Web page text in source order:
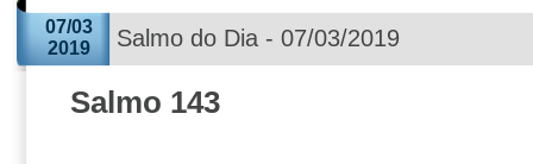
07/03
2019
Salmo do Dia - 07/03/2019
Salmo 143